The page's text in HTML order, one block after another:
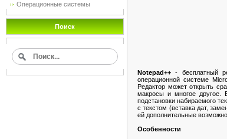
Операционные системы
Поиск
Notepad++ - бесплатный
операционной системе
Редактор может открыть
макросы и многое другое.
подстановки набираемого
с текстом (вставка дат,
ей дополнительные
Особенности